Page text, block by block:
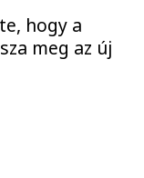
hogy a
meg az új